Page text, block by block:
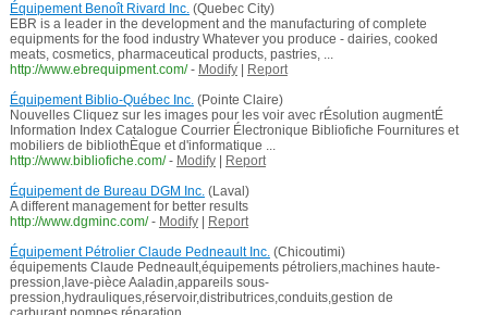
Équipement Benoît Rivard Inc.(Quebec City)
EBR is a leader in the development and the manufacturing of complete
equipments for the food industry Whatever you produce - dairies, cooked
meats, cosmetics, pharmaceutical products, pastries, ...
http://www.ebrequipment.com/ - Modify|
Report
Équipement Biblio-Québec Inc.(Pointe Claire)
Nouvelles Cliquez sur les images pour les voir avec rÉsolution augmentÉ
Information Index Catalogue Courrier Électronique Bibliofiche Fournitures et
mobiliers de bibliothÈque et d'informatique ...
http://www.bibliofiche.com/ - Modify|
Report
Équipement de Bureau DGM Inc.(Laval)
A different management for better results
http://www.dgminc.com/ - Modify|
Report
Équipement Pétrolier Claude Pedneault Inc.(Chicoutimi)
équipements Claude Pedneault,équipements pétroliers,machines haute-
pression,lave-pièce Aaladin,appareils sous-
pression,hydrauliques,réservoir,distributrices,conduits,gestion de